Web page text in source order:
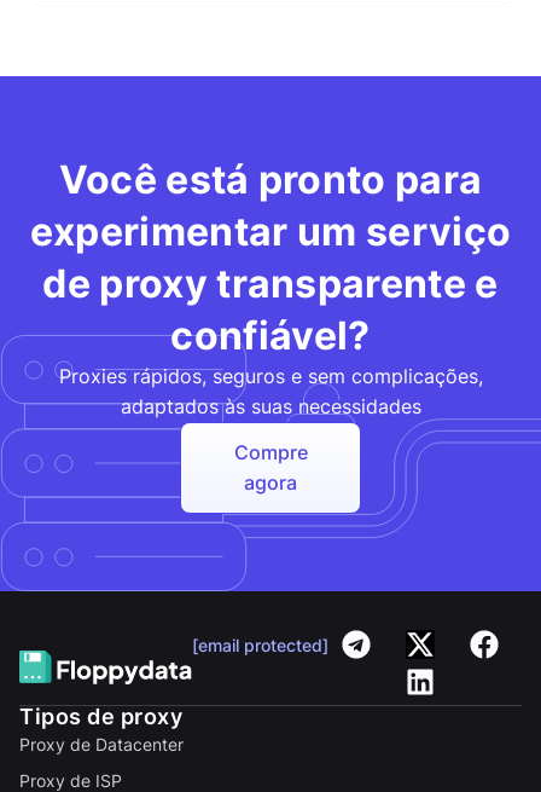
Você está pronto para
experimentar um serviço
de proxy transparente e
confiável?
Proxies rápidos, seguros e sem complicações,
adaptados às suas necessidades
Compre
agora
[email protected]
Tipos de proxy
Proxy de Datacenter
Proxy de ISP